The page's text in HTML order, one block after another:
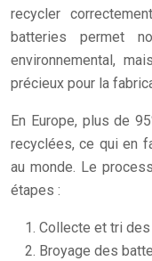
recycler
batteries permet
environnemental,
précieux pour la
En Europe, plus de
recyclées, ce qui en
au monde. Le
étapes :
Collecte et tri
Broyage des